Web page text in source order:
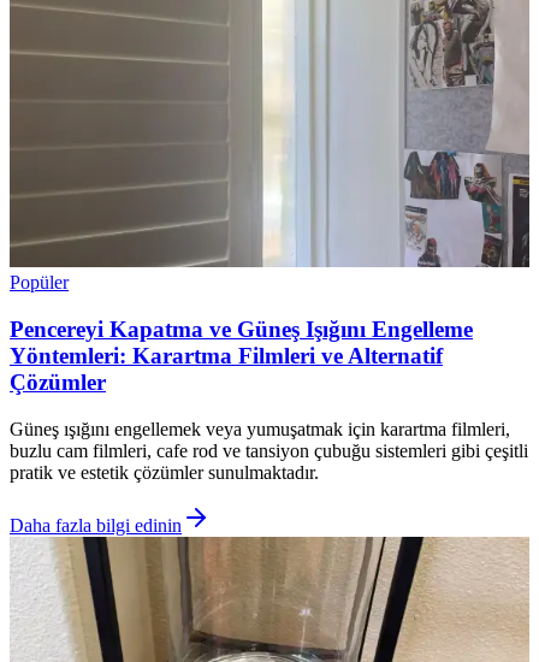
Popüler
Pencereyi Kapatma ve Güneş Işığını Engelleme
Yöntemleri: Karartma Filmleri ve Alternatif
Çözümler
Güneş ışığını engellemek veya yumuşatmak için karartma filmleri,
buzlu cam filmleri, cafe rod ve tansiyon çubuğu sistemleri gibi çeşitli
pratik ve estetik çözümler sunulmaktadır.
Daha fazla bilgi edinin